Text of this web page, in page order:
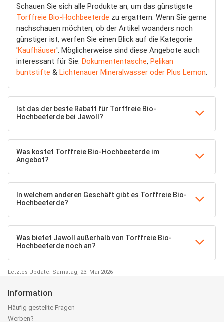
Schauen Sie sich alle Produkte an, um das günstigste
Torffreie Bio-Hochbeeterde zu ergattern. Wenn Sie gerne
nachschauen möchten, ob der Artikel woanders noch
günstiger ist, werfen Sie einen Blick auf die Kategorie
'Kaufhäuser'. Möglicherweise sind diese Angebote auch
interessant für Sie: Dokumententasche, Pelikan
buntstifte & Lichtenauer Mineralwasser oder Plus Lemon
Ist das der beste Rabatt für Torffreie Bio-
Hochbeeterde bei Jawoll?
Was kostet Torffreie Bio-Hochbeeterde im
Angebot?
In welchem anderen Geschäft gibt es Torffreie Bio-
Hochbeeterde?
Was bietet Jawoll außerhalb von Torffreie Bio-
Hochbeeterde noch an?
Letztes Update: Samstag, 23. Mai 2026
Information
Häufig gestellte Fragen
Werben?